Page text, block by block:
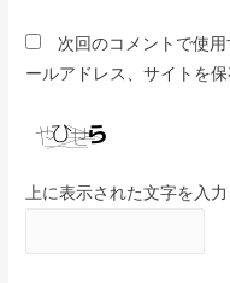
次回のコメントで使
ールアドレス、サイトを保
上に表示された文字を入力